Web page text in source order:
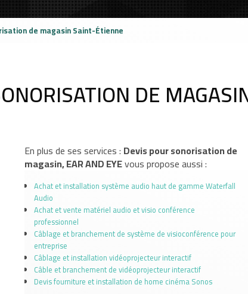
de magasin Saint-Étienne
DE
En plus de ses services : Devis pour sonorisation de
magasin, EAR AND EYEvous propose aussi :
Achat et installation système audio haut de gamme Waterfall
Audio
Achat et vente matériel audio et visio conférence
professionnel
Câblage et branchement de système de visioconférence pour
entreprise
Câblage et installation vidéoprojecteur interactif
Câble et branchement de vidéoprojecteur interactif
Devis fourniture et installation de home cinéma Sonos